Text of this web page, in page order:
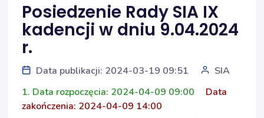
Posiedzenie Rady SIA IX
kadencji w dniu 9.04.2024
r.
Data publikacji: 2024-03-19 09:51
SIA
1. Data rozpoczęcia: 2024-04-09 09:00
Data
zakończenia: 2024-04-09 14:00